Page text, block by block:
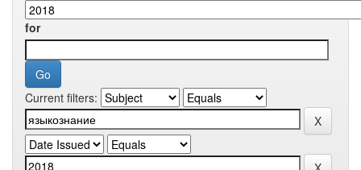
for
Current filters: